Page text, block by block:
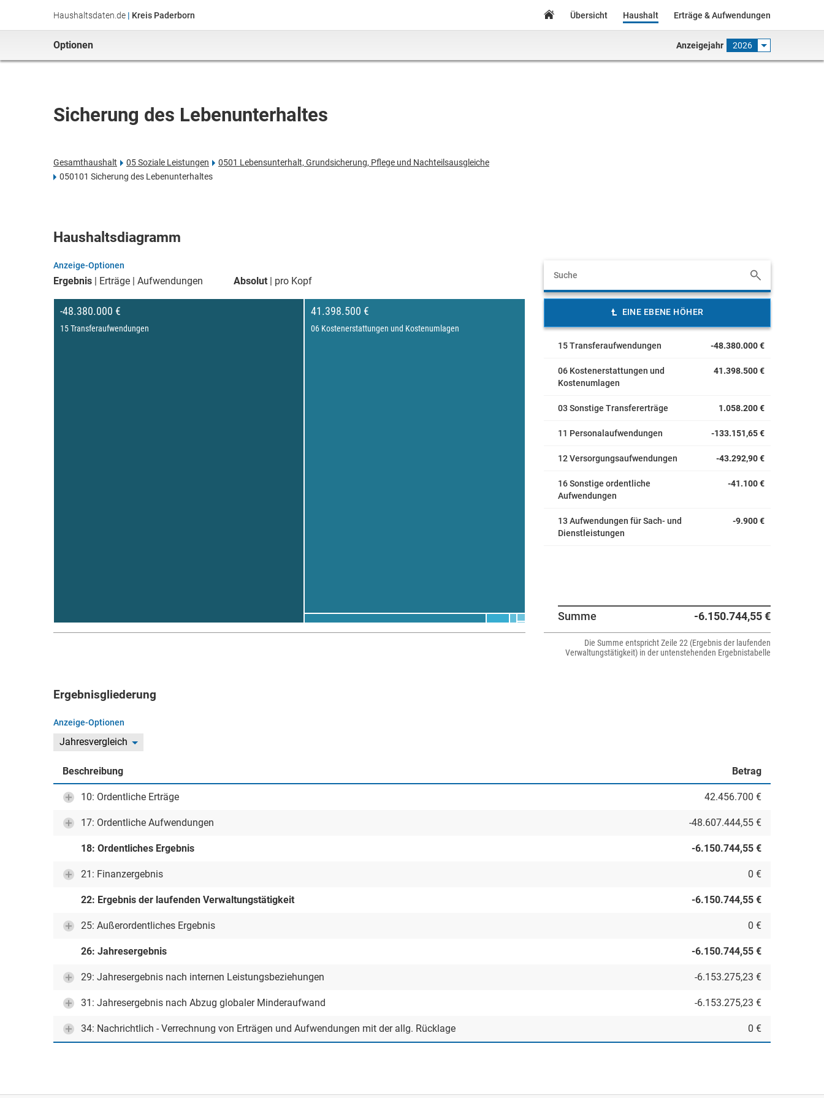
Haushaltsdaten.de | Kreis Paderborn Übersicht Haushalt Erträge & Aufwendungen
Optionen Anzeigejahr 2026
Sicherung des Lebenunterhaltes
Gesamthaushalt 05 Soziale Leistungen
0501 Lebensunterhalt, Grundsicherung, Pflege und Nachteilsausgleiche
050101 Sicherung des Lebenunterhaltes
Haushaltsdiagramm
Anzeige-Optionen
Ergebnis Erträge Aufwendungen Absolut pro Kopf
-48.380.000 €
15 Transferaufwendungen
41.398.500 €
06 Kostenerstattungen und Kostenumlagen
EINE EBENE HÖHER
15 Transferaufwendungen -48.380.000 €
06 Kostenerstattungen und
Kostenumlagen
41.398.500 €
03 Sonstige Transfererträge 1.058.200 €
11 Personalaufwendungen -133.151,65 €
12 Versorgungsaufwendungen -43.292,90 €
16 Sonstige ordentliche
Aufwendungen
-41.100 €
13 Aufwendungen für Sach- und
Dienstleistungen
-9.900 €
Summe -6.150.744,55 €
Die Summe entspricht Zeile 22 (Ergebnis der laufenden
Verwaltungstätigkeit) in der untenstehenden Ergebnistabelle
Ergebnisgliederung
Anzeige-Optionen
Jahresvergleich
Beschreibung Betrag
10: Ordentliche Erträge 42.456.700 €
17: Ordentliche Aufwendungen -48.607.444,55 €
18: Ordentliches Ergebnis -6.150.744,55 €
21: Finanzergebnis 0 €
22: Ergebnis der laufenden Verwaltungstätigkeit -6.150.744,55 €
25: Außerordentliches Ergebnis 0 €
26: Jahresergebnis -6.150.744,55 €
29: Jahresergebnis nach internen Leistungsbeziehungen -6.153.275,23 €
31: Jahresergebnis nach Abzug globaler Minderaufwand -6.153.275,23 €
34: Nachrichtlich - Verrechnung von Erträgen und Aufwendungen mit der allg. Rücklage 0 €